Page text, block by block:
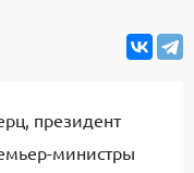
президент
министры